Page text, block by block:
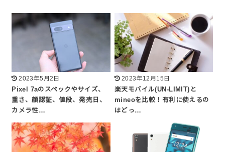
2023年5月2日
Pixel 7aのスペックやサイズ、
重さ、顔認証、値段、発売日、
カメラ性…
2023年12月15日
楽天モバイル(UN-LIMIT)と
mineoを比較！有利に使えるの
はどっ…